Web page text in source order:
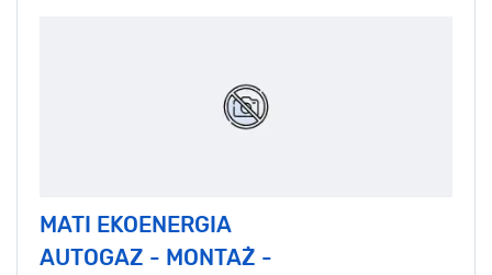
MATI EKOENERGIA
AUTOGAZ - MONTAŻ -